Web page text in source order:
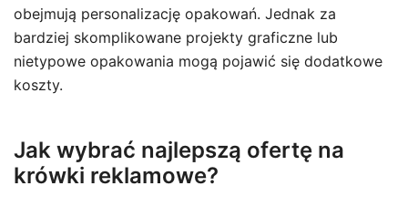
obejmują personalizację opakowań. Jednak za
bardziej skomplikowane projekty graficzne lub
nietypowe opakowania mogą pojawić się dodatkowe
koszty.
Jak wybrać najlepszą ofertę na
krówki reklamowe?